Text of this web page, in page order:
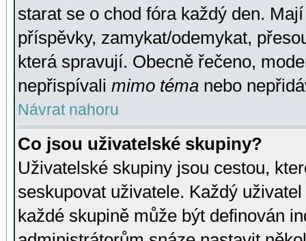
starat se o chod fóra každý den.
příspěvky, zamykat/odemykat,
která spravují. Obecně řečeno,
nepřispívali mimo téma nebo
Návrat nahoru
Co jsou uživatelské skupiny?
Uživatelské skupiny jsou cestou,
seskupovat uživatele. Každý
každé skupině může být definován